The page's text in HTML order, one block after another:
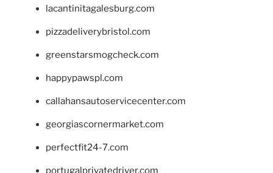
lacantinitagalesburg.com
pizzadeliverybristol.com
greenstarsmogcheck.com
happypawspl.com
callahansautoservicecenter.com
georgiascornermarket.com
perfectfit24-7.com
portugalprivatedriver.com